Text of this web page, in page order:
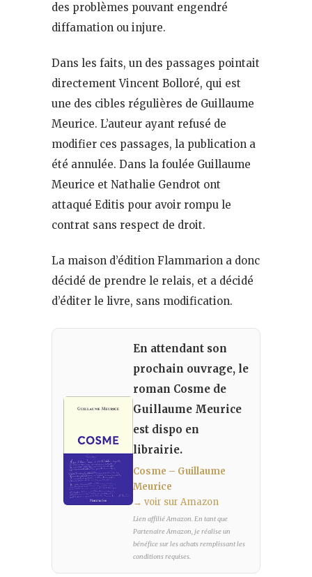
des problèmes pouvant engendré
diffamation ou injure.
Dans les faits, un des passages pointait
directement Vincent Bolloré, qui est
une des cibles régulières de Guillaume
Meurice. L’auteur ayant refusé de
modifier ces passages, la publication a
été annulée. Dans la foulée Guillaume
Meurice et Nathalie Gendrot ont
attaqué Editis pour avoir rompu le
contrat sans respect de droit.
La maison d’édition Flammarion a donc
décidé de prendre le relais, et a décidé
d’éditer le livre, sans modification.
En attendant son
prochain ouvrage, le
roman Cosme de
Guillaume Meurice
est dispo en
librairie.
Cosme – Guillaume
Meurice
→ voir sur Amazon
Lien affilié Amazon. En tant que
Partenaire Amazon, je réalise un
bénéfice sur les achats remplissant les
conditions requises.